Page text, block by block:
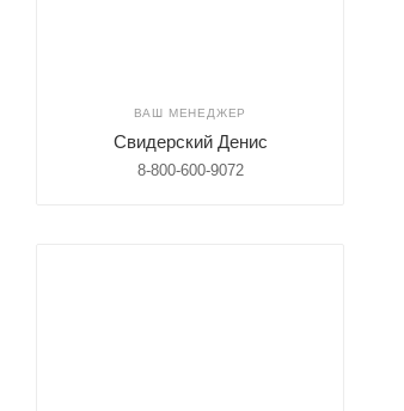
ВАШ МЕНЕДЖЕР
Свидерский Денис
8-800-600-9072